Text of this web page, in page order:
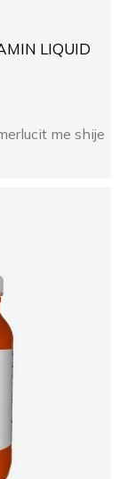
LIQUID
me shije